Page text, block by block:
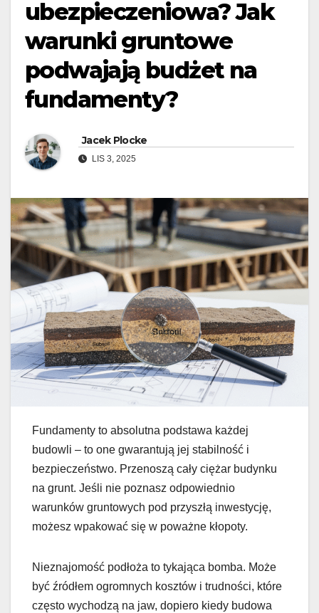
ubezpieczeniowa? Jak
warunki gruntowe
podwajają budżet na
fundamenty?
Jacek Plocke
LIS 3, 2025
Fundamenty to absolutna podstawa każdej
budowli – to one gwarantują jej stabilność i
bezpieczeństwo. Przenoszą cały ciężar budynku
na grunt. Jeśli nie poznasz odpowiednio
warunków gruntowych pod przyszłą inwestycję,
możesz wpakować się w poważne kłopoty.
Nieznajomość podłoża to tykająca bomba. Może
być źródłem ogromnych kosztów i trudności, które
często wychodzą na jaw, dopiero kiedy budowa